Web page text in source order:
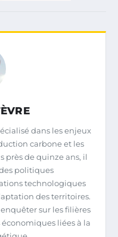
dans les enjeux
carbone et les
près de quinze ans, il
politiques
technologiques
des territoires.
sur les filières
liées à la